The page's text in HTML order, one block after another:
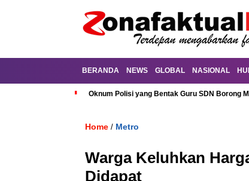
BERANDA NEWS GLOBAL NASIONAL
Oknum Polisi yang Bentak Guru SDN Borong
Home / Metro
Warga Keluhkan
Didapat